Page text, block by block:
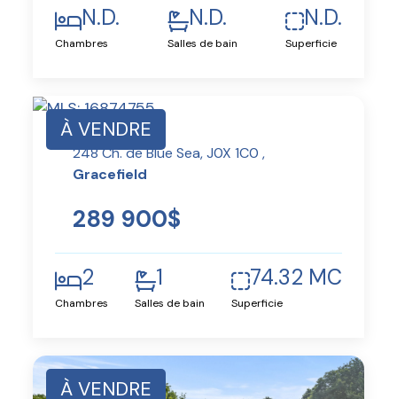
N.D.
Chambres
N.D.
Salles de bain
N.D.
Superficie
À VENDRE
248 Ch. de Blue Sea, J0X 1C0 ,
Gracefield
289 900$
2
Chambres
1
Salles de bain
74.32 MC
Superficie
À VENDRE